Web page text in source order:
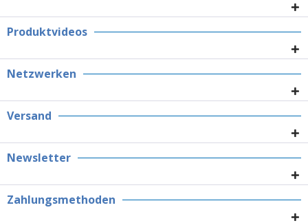
Produktvideos
Netzwerken
Versand
Newsletter
Zahlungsmethoden